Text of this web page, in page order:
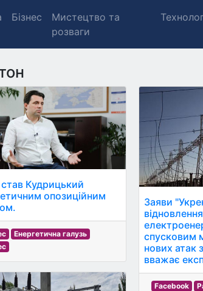
Бізнес
Мистецтво та
розваги
Кудрицький
опозиційним
Енергетична галузь
Заяви
спусковим
нових атак
вважає
Facebook